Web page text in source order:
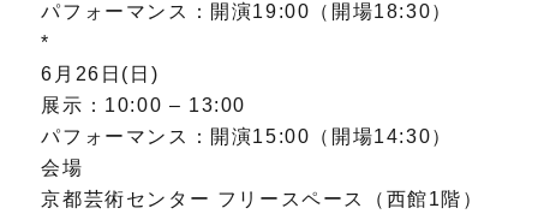
パフォーマンス：開演19:00（開場18:30）
*
6月26日(日)
展示：10:00 – 13:00
パフォーマンス：開演15:00（開場14:30）
会場
京都芸術センター フリースペース（西館1階）